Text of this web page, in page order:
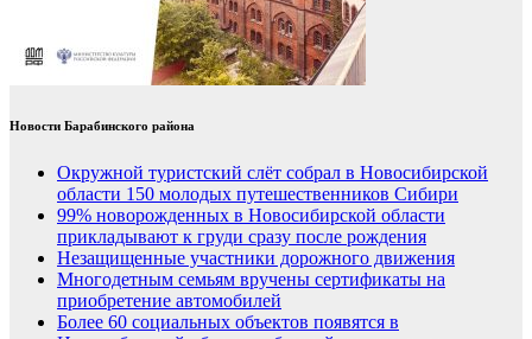
Новости Барабинского района
Окружной туристский слёт собрал в Новосибирской
области 150 молодых путешественников Сибири
99% новорожденных в Новосибирской области
прикладывают к груди сразу после рождения
Незащищенные участники дорожного движения
Многодетным семьям вручены сертификаты на
приобретение автомобилей
Более 60 социальных объектов появятся в